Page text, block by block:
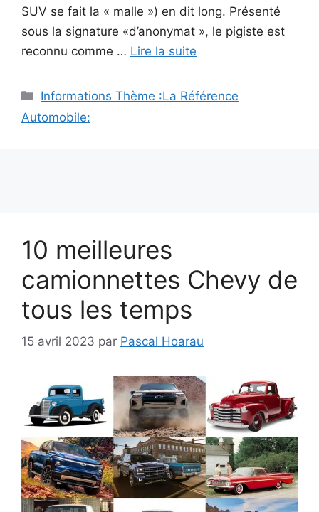
SUV se fait la « malle ») en dit long. Présenté
sous la signature «d’anonymat », le pigiste est
reconnu comme … Lire la suite
Catégories
Informations Thème :La Référence
Automobile:
10 meilleures
camionnettes Chevy de
tous les temps
15 avril 2023 par Pascal Hoarau